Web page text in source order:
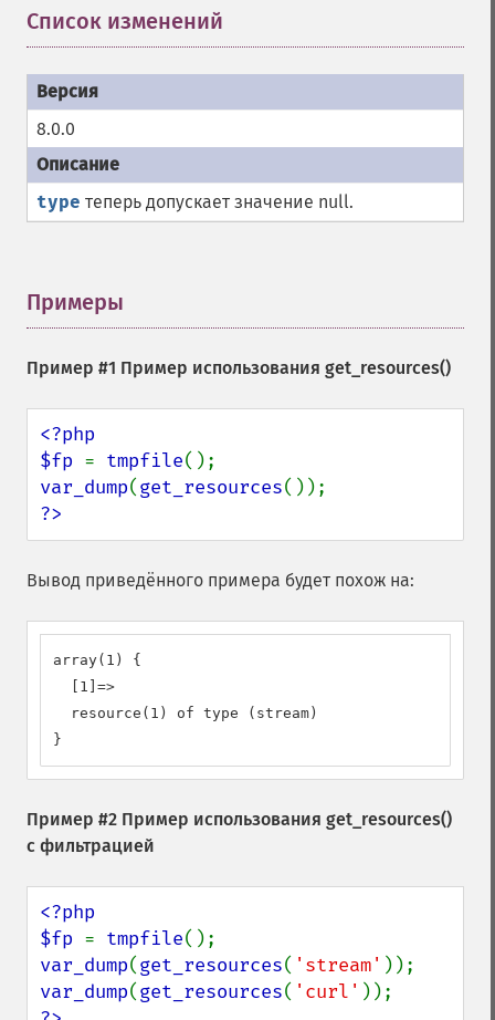
Список изменений
8.0.0
type теперь допускает значение null.
Примеры
Пример #1 Пример использования get_resources()
<?php
$fp = tmpfile
var_dump(get_resources
?>
Вывод приведённого примера будет похож на:
array(1) {
  [1]=>
  resource(1) of type (stream)
}
Пример #2 Пример использования get_resources()
с фильтрацией
<?php
$fp = tmpfile
var_dump(get_resources( 'stream'
var_dump(get_resources( 'curl'